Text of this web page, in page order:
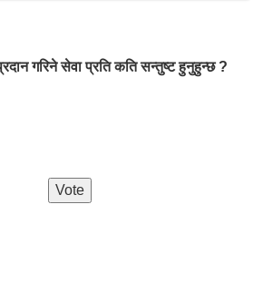
गरिने सेवा प्रति कति सन्तुष्ट हुनुहुन्छ ?